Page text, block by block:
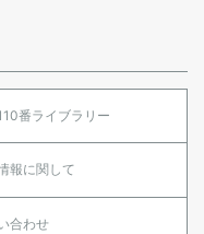
番ライブラリー
報に関して
合わせ